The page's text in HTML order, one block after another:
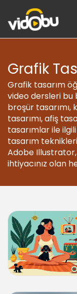
Grafik
Grafik tasarım
video dersleri bu
broşür tasarımı,
tasarımı, afiş
tasarımlar ile
tasarım
Adobe
ihtiyacınız olan